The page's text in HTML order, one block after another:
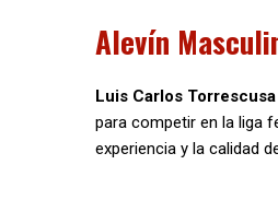
Alevín
Luis Carlos Torrescusa
para competir en la liga
experiencia y la calidad